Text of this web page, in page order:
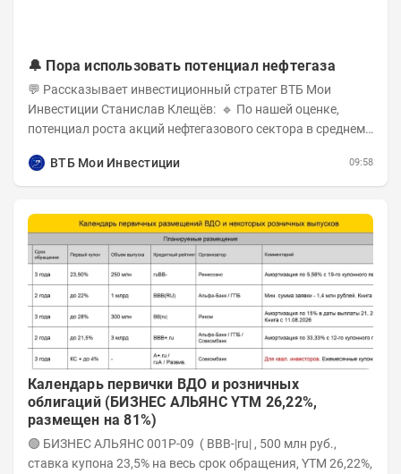
🔔 Пора использовать потенциал нефтегаза
💬 Рассказывает инвестиционный стратег ВТБ Мои
Инвестиции Станислав Клещёв: 🔹 По нашей оценке,
потенциал роста акций нефтегазового сектора в среднем
ВТБ Мои Инвестиции
09:58
Календарь первички ВДО и розничных
облигаций (БИЗНЕС АЛЬЯНС YTM 26,22%,
размещен на 81%)
🟢 БИЗНЕС АЛЬЯНС 001P-09 ( BBB-|ru| , 500 млн руб.,
ставка купона 23,5% на весь срок обращения, YTM 26,22%,